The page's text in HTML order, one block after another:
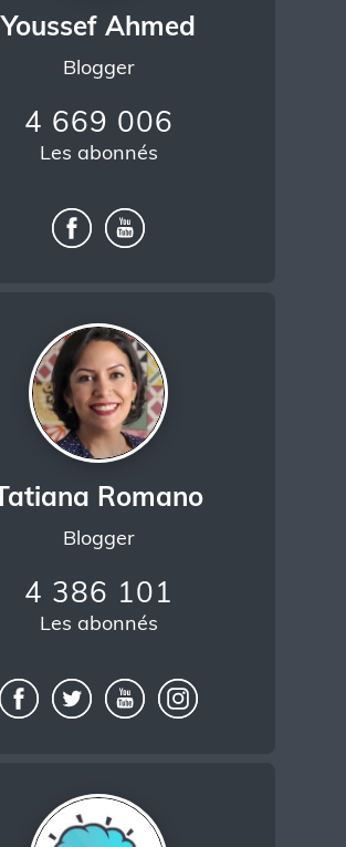
Youssef Ahmed
Blogger
4 669 006
Les abonnés
Romano
Blogger
4 386 101
Les abonnés